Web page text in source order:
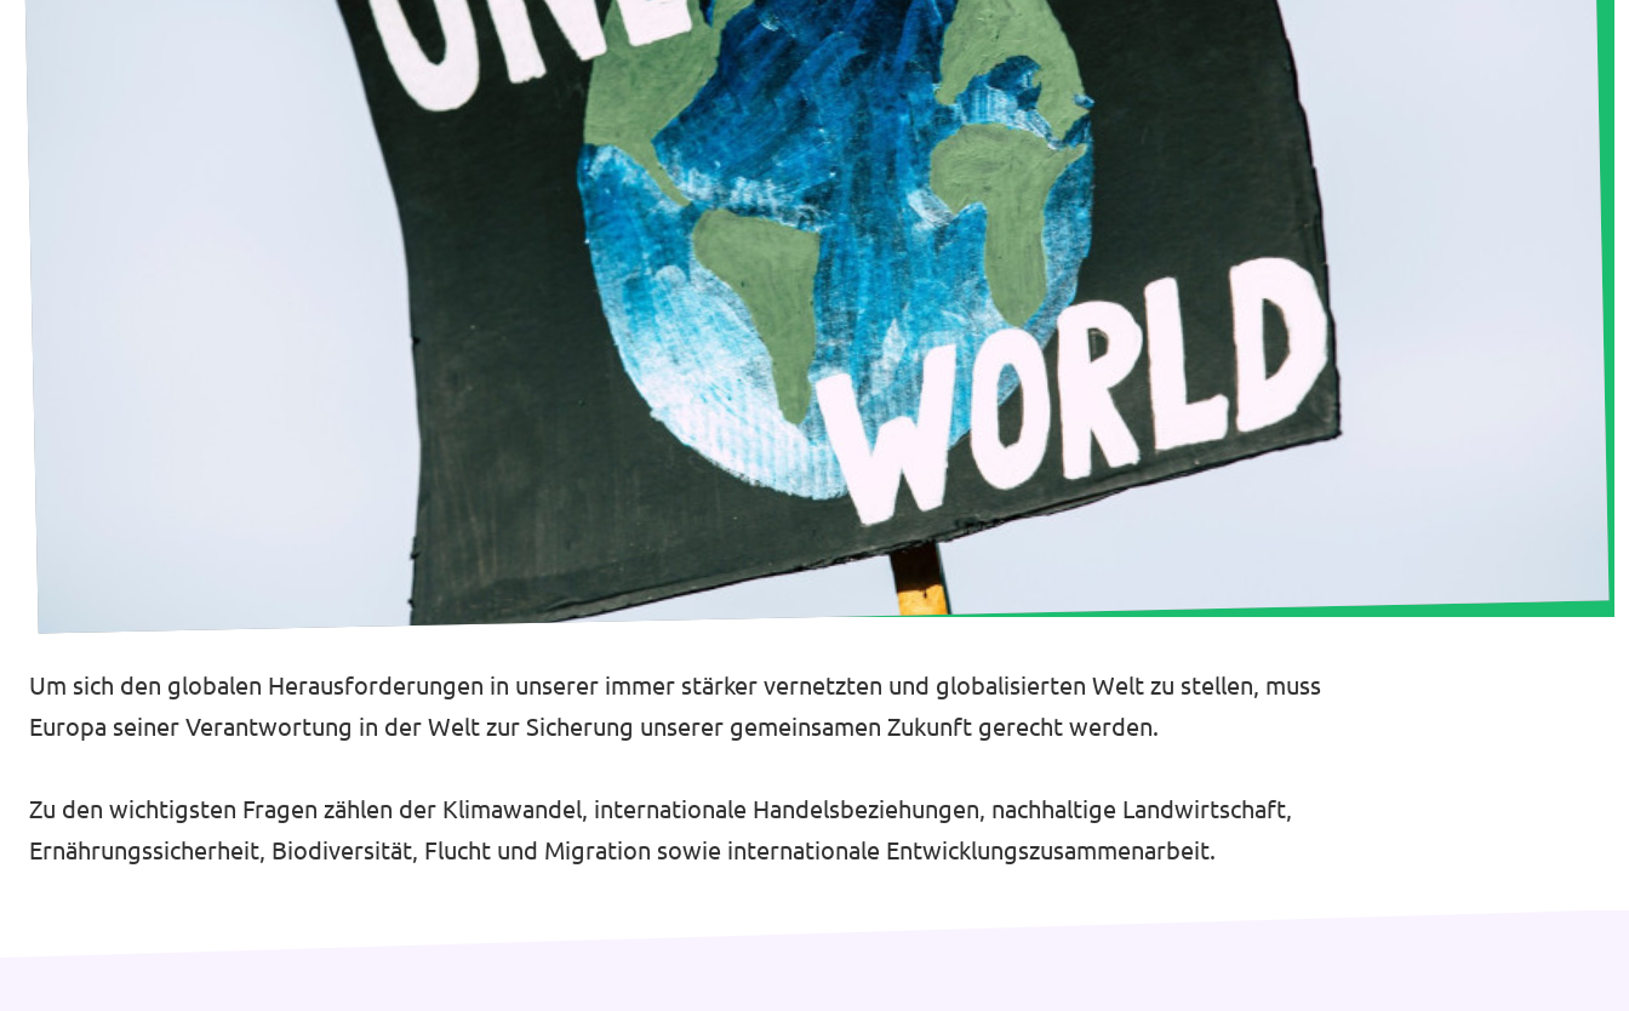
Volt Deutschland Merchandise Shop
Datenschutz
Impressum
Um sich den globalen Herausforderungen in unserer immer stärker vernetzten und globalisierten Welt zu stellen, muss
Europa seiner Verantwortung in der Welt zur Sicherung unserer gemeinsamen Zukunft gerecht werden.
Zu den wichtigsten Fragen zählen der Klimawandel, internationale Handelsbeziehungen, nachhaltige Landwirtschaft,
Ernährungssicherheit, Biodiversität, Flucht und Migration sowie internationale Entwicklungszusammenarbeit.